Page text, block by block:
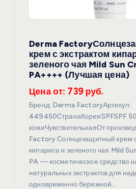
Derma
крем с экстрактом
зеленого чая Mild Sun
PA++++ (Лучшая цена)
Цена от: 739 руб.
Бренд: Derma FactoryАртикул:
449450СтранаКореяSPFSPF
кожиЧувствительнаяОт
Factory Солнцезащитный крем с
кипариса и зеленого чая Mild
PA — косметическое средство
натуральных экстрактов для
одновременно бережной…